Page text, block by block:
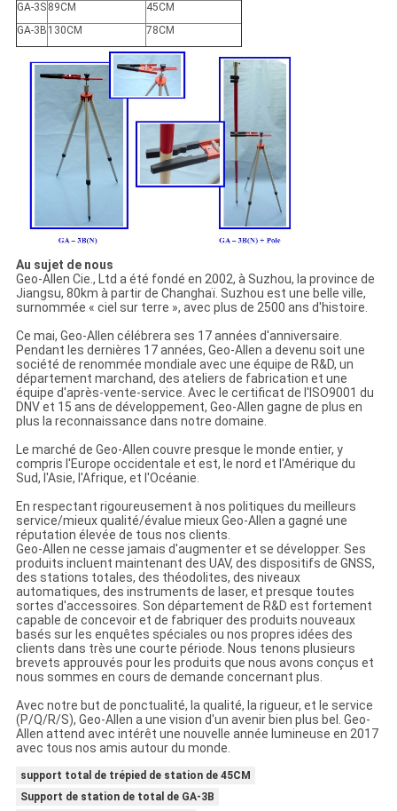
GA-3S 89CM
45CM
GA-3B 130CM 78CM
Au sujet de nous
Geo-Allen Cie., Ltd a été fondé en 2002, à Suzhou, la province de
Jiangsu, 80km à partir de Changhaï. Suzhou est une belle ville,
surnommée « ciel sur terre », avec plus de 2500 ans d'histoire.
Ce mai, Geo-Allen célébrera ses 17 années d'anniversaire.
Pendant les dernières 17 années, Geo-Allen a devenu soit une
société de renommée mondiale avec une équipe de R&D, un
département marchand, des ateliers de fabrication et une
équipe d'après-vente-service. Avec le certificat de l'ISO9001 du
DNV et 15 ans de développement, Geo-Allen gagne de plus en
plus la reconnaissance dans notre domaine.
Le marché de Geo-Allen couvre presque le monde entier, y
compris l'Europe occidentale et est, le nord et l'Amérique du
Sud, l'Asie, l'Afrique, et l'Océanie.
En respectant rigoureusement à nos politiques du meilleurs
service/mieux qualité/évalue mieux Geo-Allen a gagné une
réputation élevée de tous nos clients.
Geo-Allen ne cesse jamais d'augmenter et se développer. Ses
produits incluent maintenant des UAV, des dispositifs de GNSS,
des stations totales, des théodolites, des niveaux
automatiques, des instruments de laser, et presque toutes
sortes d'accessoires. Son département de R&D est fortement
capable de concevoir et de fabriquer des produits nouveaux
basés sur les enquêtes spéciales ou nos propres idées des
clients dans très une courte période. Nous tenons plusieurs
brevets approuvés pour les produits que nous avons conçus et
nous sommes en cours de demande concernant plus.
Avec notre but de ponctualité, la qualité, la rigueur, et le service
(P/Q/R/S), Geo-Allen a une vision d'un avenir bien plus bel. Geo-
Allen attend avec intérêt une nouvelle année lumineuse en 2017
avec tous nos amis autour du monde.
support total de trépied de station de 45CM
Support de station de total de GA-3B